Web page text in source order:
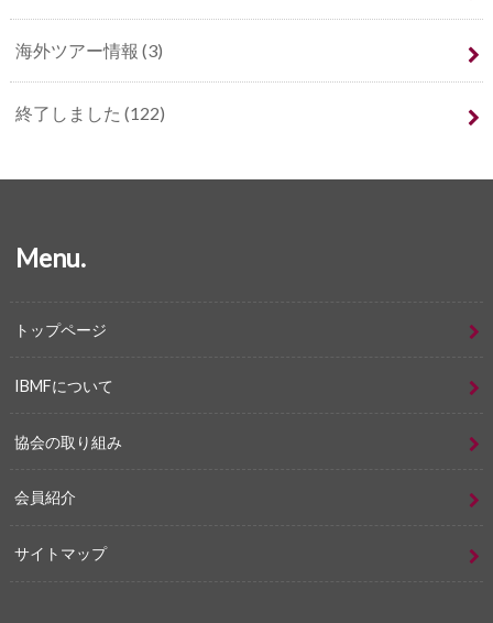
海外ツアー情報 (3)
終了しました (122)
Menu.
トップページ
IBMFについて
協会の取り組み
会員紹介
サイトマップ